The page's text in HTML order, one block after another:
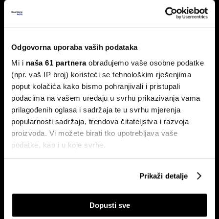
Odgovorna uporaba vaših podataka
Mi i naša 61 partneraobrađujemo vaše osobne podatke
(npr. vaš IP broj) koristeći se tehnološkim rješenjima
poput kolačića kako bismo pohranjivali i pristupali
podacima na vašem uređaju u svrhu prikazivanja vama
prilagođenih oglasa i sadržaja te u svrhu mjerenja
popularnosti sadržaja, trendova čitateljstva i razvoja
proizvoda. Vi možete birati tko upotrebljava vaše
podatke, kao i u koje svrhe.
Prikupljati podatke o vašoj geografskoj lokaciji,
koji mogu biti precizni do radijusa od nekoliko metara
Prepoznati vaš uređaj tako što ćemo aktivno
skenirati njegove određene karakteristike ("uzimanje
Prikaži detalje
Dopusti sve
kuhinjom do trostrukog rasta marže
Tvrtka Superior Ugostiteljstvo izdaje trogodišnje
obveznice vrijedne 1,5 milijuna eura, više od milijun eura
Ovo je nova strategija shopping
centara u eri online kupnje
Hrvatskoj